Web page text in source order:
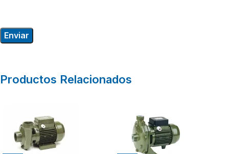
Productos Relacionados